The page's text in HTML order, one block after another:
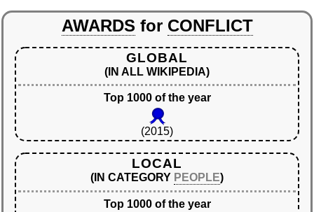
AWARDS for CONFLICT
GLOBAL
(IN ALL WIKIPEDIA)
Top 1000 of the year
(2015)
LOCAL
(IN CATEGORY PEOPLE)
Top 1000 of the year